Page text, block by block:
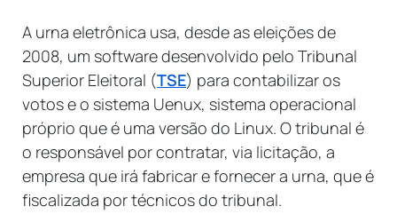
A urna eletrônica usa, desde as eleições de
2008, um software desenvolvido pelo Tribunal
Superior Eleitoral (TSE) para contabilizar os
votos e o sistema Uenux, sistema operacional
próprio que é uma versão do Linux. O tribunal é
o responsável por contratar, via licitação, a
empresa que irá fabricar e fornecer a urna, que é
fiscalizada por técnicos do tribunal.